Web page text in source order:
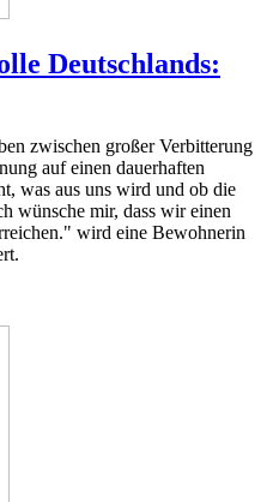
Deutschlands:
zwischen großer Verbitterung
auf einen dauerhaften
was aus uns wird und ob die
wünsche mir, dass wir einen
wird eine Bewohnerin